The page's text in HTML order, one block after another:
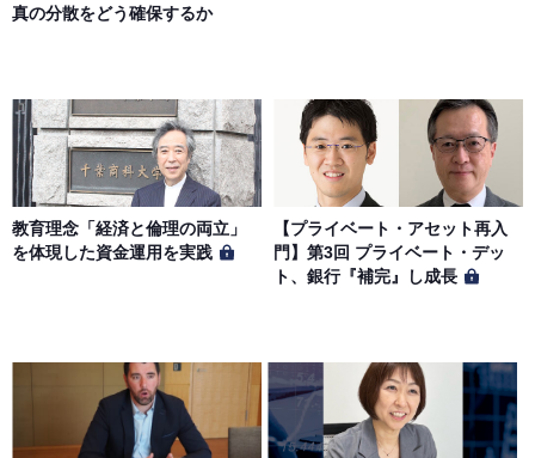
真の分散をどう確保するか
教育理念「経済と倫理の両立」
を体現した資金運用を実践
【プライベート・アセット再入
門】第3回 プライベート・デッ
ト、銀行『補完』し成長